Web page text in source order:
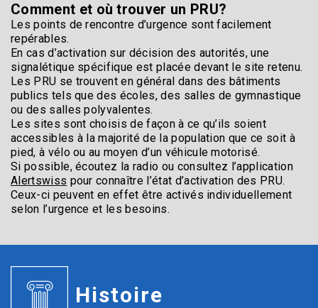
Comment et où trouver un PRU?
Les points de rencontre d’urgence sont facilement
repérables.
En cas d’activation sur décision des autorités, une
signalétique spécifique est placée devant le site retenu.
Les PRU se trouvent en général dans des bâtiments
publics tels que des écoles, des salles de gymnastique
ou des salles polyvalentes.
Les sites sont choisis de façon à ce qu’ils soient
accessibles à la majorité de la population que ce soit à
pied, à vélo ou au moyen d’un véhicule motorisé.
Si possible, écoutez la radio ou consultez l’application
Alertswiss pour connaître l’état d’activation des PRU.
Ceux-ci peuvent en effet être activés individuellement
selon l’urgence et les besoins.
Histoire